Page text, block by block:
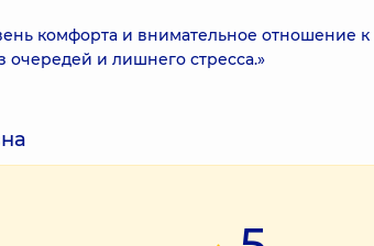
комфорта и внимательное отношение к
и лишнего стресса.»